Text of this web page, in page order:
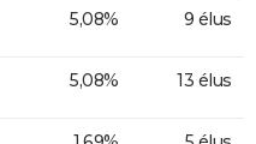
5,08% 9 élus
5,08% 13 élus